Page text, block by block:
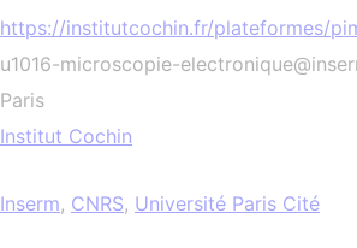
https://institutcochin.fr/plateformes/
u1016-microscopie-
Paris
Institut Cochin
Inserm, CNRS, Université Paris Cité